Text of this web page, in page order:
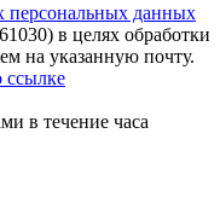
персональных данных
в целях обработки
на указанную почту.
ссылке
в течение часа